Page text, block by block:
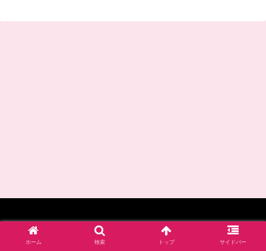
© 2017-2026 四谷学院保育士試験対策講座_公式ブログ.
ホーム 検索 トップ サイドバー